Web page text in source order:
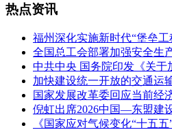
热点资讯
福州深化实施新时代“堡垒工
全国总工会部署加强安全生
中共中央 国务院印发《关于
加快建设统一开放的交通运
国家发展改革委回应当前经
倪虹出席2026中国—东盟建
《国家应对气候变化“十五